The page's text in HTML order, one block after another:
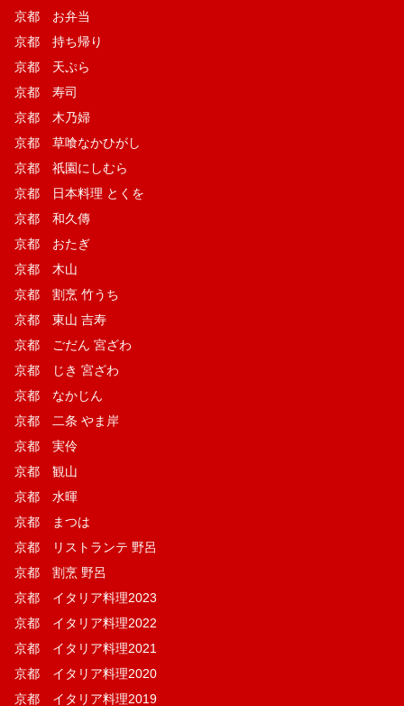
京都 お弁当
京都 持ち帰り
京都 天ぷら
京都 寿司
京都 木乃婦
京都 草喰なかひがし
京都 祇園にしむら
京都 日本料理 とくを
京都 和久傳
京都 おたぎ
京都 木山
京都 割烹 竹うち
京都 東山 吉寿
京都 ごだん 宮ざわ
京都 じき 宮ざわ
京都 なかじん
京都 二条 やま岸
京都 実伶
京都 観山
京都 水暉
京都 まつは
京都 リストランテ 野呂
京都 割烹 野呂
京都 イタリア料理2023
京都 イタリア料理2022
京都 イタリア料理2021
京都 イタリア料理2020
京都 イタリア料理2019